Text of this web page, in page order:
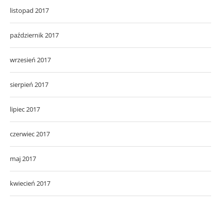
listopad 2017
październik 2017
wrzesień 2017
sierpień 2017
lipiec 2017
czerwiec 2017
maj 2017
kwiecień 2017